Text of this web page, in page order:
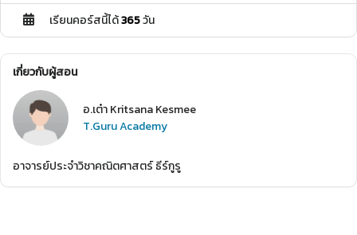
เรียนคอร์สนี้ได้365วัน
เกี่ยวกับผู้สอน
อ.เต๋า Kritsana Kesmee
T.Guru Academy
อาจารย์ประจำวิชาคณิตศาสตร์ ธีร์กูรู